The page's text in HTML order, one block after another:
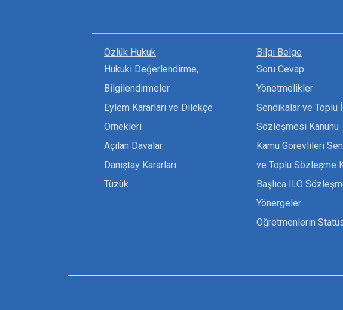
Özlük Hukuk
Hukuki Değerlendirme,
Bilgilendirmeler
Eylem Kararları ve Dilekçe
Örnekleri
Açılan Davalar
Danıştay Kararları
Tüzük
Bilgi Belge
Soru Cevap
Yönetmelikler
Sendikalar ve Toplu
Sözleşmesi Kanunu
Kamu Görevlileri
ve Toplu Sözleşme
Başlıca ILO
Yönergeler
Öğretmenlerin
Seçim Formları